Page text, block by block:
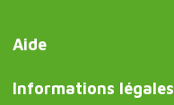
Aide
Informations légales